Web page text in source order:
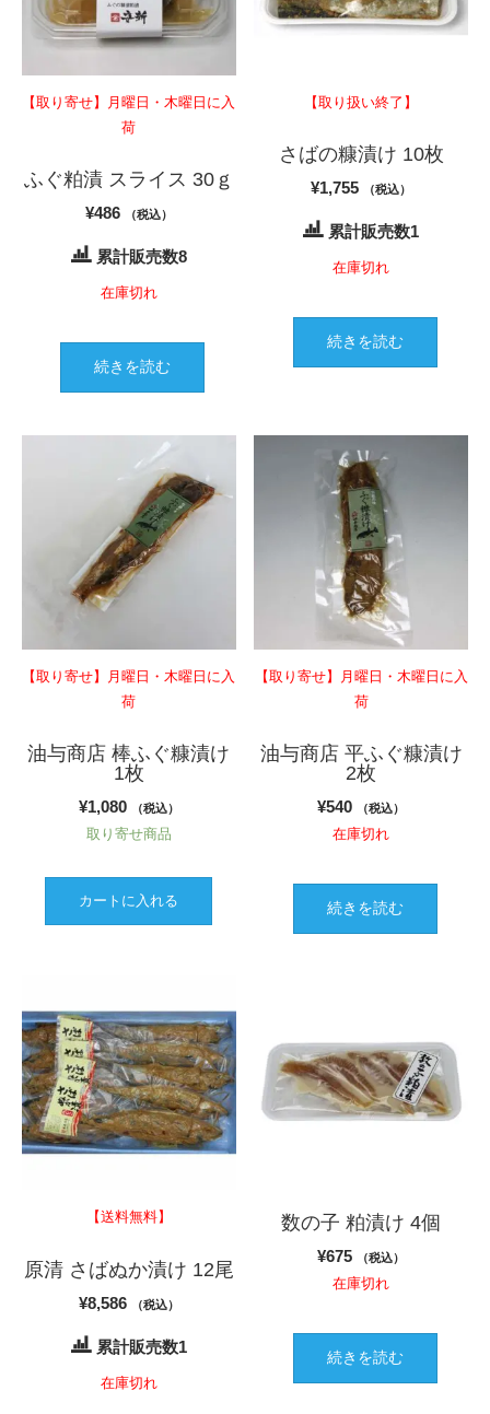
【取り寄せ】月曜日・木曜日に入
荷
ふぐ粕漬 スライス 30ｇ
¥486 （税込）
累計販売数8
在庫切れ
続きを読む
【取り扱い終了】
さばの糠漬け 10枚
¥1,755 （税込）
累計販売数1
在庫切れ
続きを読む
【取り寄せ】月曜日・木曜日に入
荷
油与商店 棒ふぐ糠漬け
1枚
¥1,080 （税込）
取り寄せ商品
カートに入れる
【取り寄せ】月曜日・木曜日に入
荷
油与商店 平ふぐ糠漬け
2枚
¥540 （税込）
在庫切れ
続きを読む
【送料無料】
原清 さばぬか漬け 12尾
¥8,586 （税込）
累計販売数1
在庫切れ
数の子 粕漬け 4個
¥675 （税込）
在庫切れ
続きを読む